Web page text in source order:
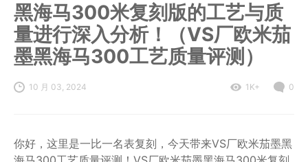
黑海马300米复刻版的工艺与质
量进行深入分析！（VS厂欧米茄
墨黑海马300工艺质量评测）
10 月 03, 2024 1K+ 0
你好，这里是一比一名表复刻，今天带来VS厂欧米茄墨黑